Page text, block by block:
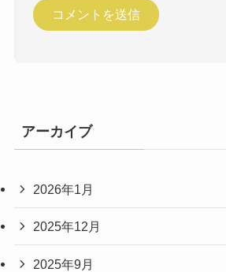
アーカイブ
2026年1月
2025年12月
2025年9月